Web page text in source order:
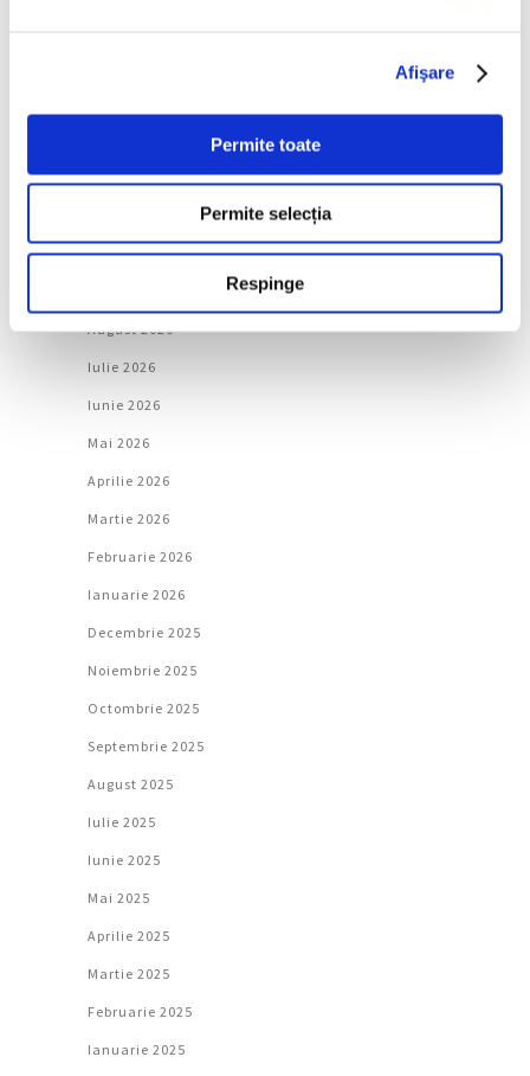
Afişare
Permite toate
Permite selecția
Respinge
Urmăreşte-ne pe
August 2026
Iulie 2026
Iunie 2026
Mai 2026
Aprilie 2026
Martie 2026
Februarie 2026
Ianuarie 2026
Decembrie 2025
Noiembrie 2025
Octombrie 2025
Septembrie 2025
August 2025
Iulie 2025
Iunie 2025
Mai 2025
Aprilie 2025
Martie 2025
Februarie 2025
Ianuarie 2025